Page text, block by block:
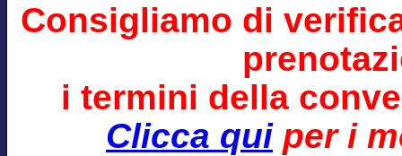
Consigliamo di
i termini della
Clicca quiper i